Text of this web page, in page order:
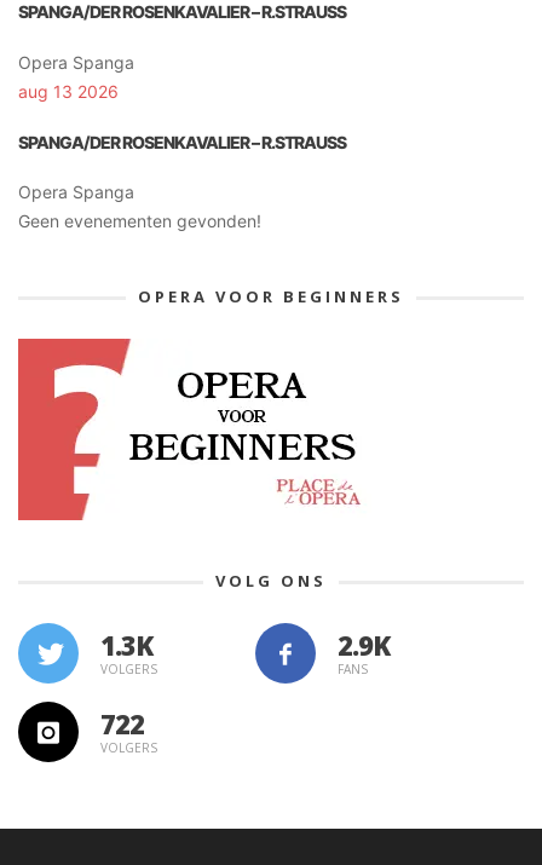
SPANGA/DER ROSENKAVALIER – R.STRAUSS
Opera Spanga
aug 13 2026
SPANGA/DER ROSENKAVALIER – R.STRAUSS
Opera Spanga
Geen evenementen gevonden!
OPERA VOOR BEGINNERS
VOLG ONS
1.3K
VOLGERS FANS
722
VOLGERS